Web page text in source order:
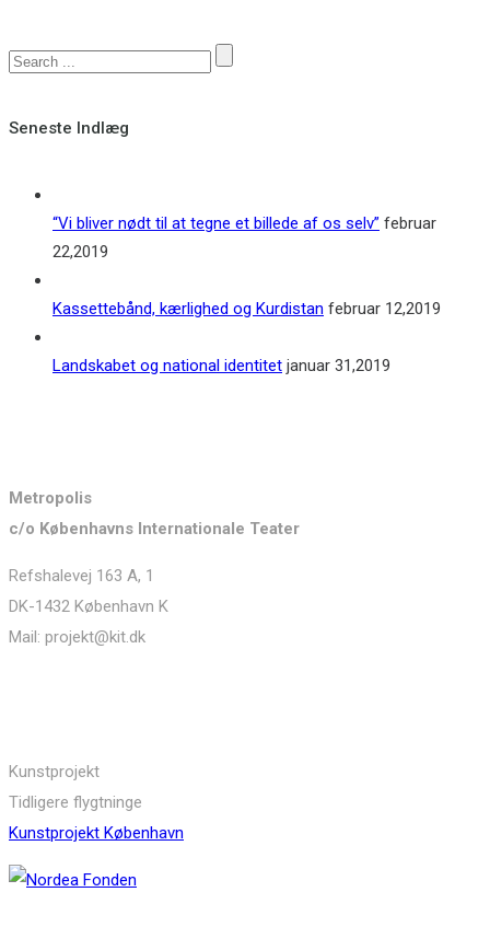
Seneste Indlæg
“Vi bliver nødt til at tegne et billede af os selv” februar
22,2019
Kassettebånd, kærlighed og Kurdistan februar 12,2019
Landskabet og national identitet januar 31,2019
Metropolis
c/o Københavns Internationale Teater
Refshalevej 163 A, 1
DK-1432 København K
Mail: projekt@kit.dk
Kunstprojekt
Tidligere flygtninge
Kunstprojekt København